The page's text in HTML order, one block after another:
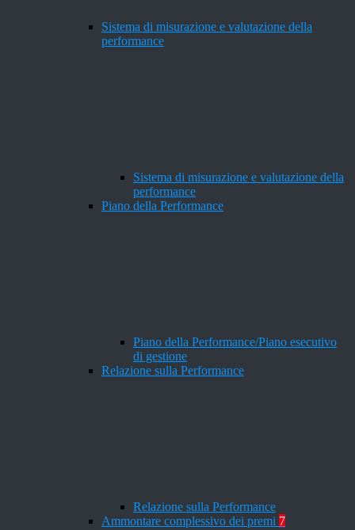
Sistema di misurazione e valutazione della
performance
Sistema di misurazione e valutazione della
performance
Piano della Performance
Piano della Performance/Piano esecutivo
di gestione
Relazione sulla Performance
Relazione sulla Performance
Ammontare complessivo dei premi 7